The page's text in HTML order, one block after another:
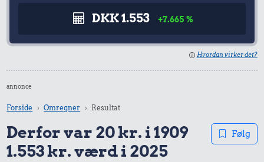
DKK 1.553 +7.665 %
Hvordan virker det?
annonce
Forside Omregner Resultat
Derfor var 20 kr. i 1909
1.553 kr. værd i 2025
Følg